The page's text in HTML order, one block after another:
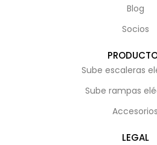
Blog
Socios
Sube escaleras
Sube rampas
Accesorios
LEGAL